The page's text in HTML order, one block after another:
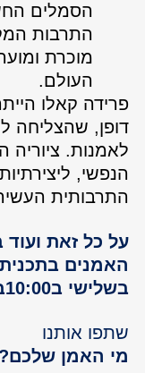
הסמלים
התרבות
מוכרת
העולם.
פרידה קאלו
דופן, שהצליחה
לאמנות. ציוריה
הנפשי,
התרבותית
על כל זאת
האמנים בתכנית
בשלישי ב10:00בבוקר
שתפו אותנו
מי האמן שלכם?